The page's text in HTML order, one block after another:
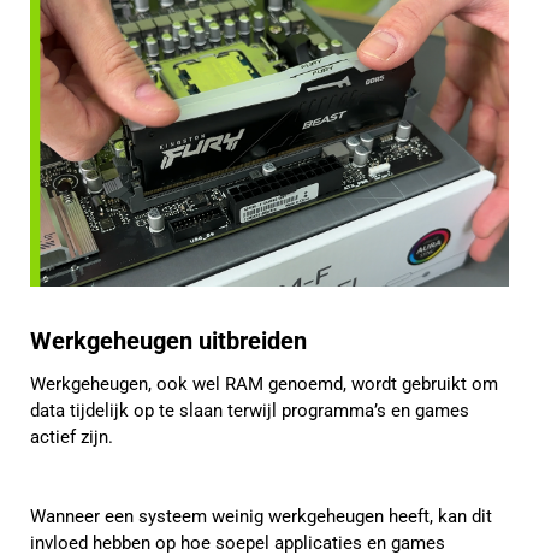
Werkgeheugen uitbreiden
Werkgeheugen, ook wel RAM genoemd, wordt gebruikt om
data tijdelijk op te slaan terwijl programma’s en games
actief zijn.
Wanneer een systeem weinig werkgeheugen heeft, kan dit
invloed hebben op hoe soepel applicaties en games